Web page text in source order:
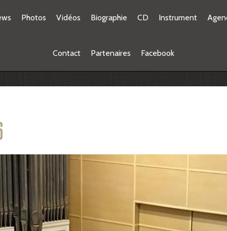
Photos Vidéos Biographie CD Instrument
Contact Partenaires Facebook